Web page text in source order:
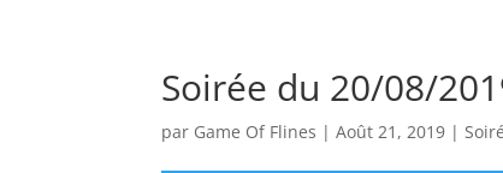
Soirée du 20/08/
par Game Of Flines |Août 21, 2019 |